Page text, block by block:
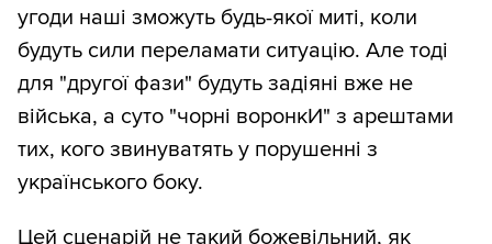
угоди наші зможуть будь-якої миті, коли
будуть сили переламати ситуацію. Але тоді
для "другої фази" будуть задіяні вже не
війська, а суто "чорні воронкИ" з арештами
тих, кого звинуватять у порушенні з
українського боку.
Цей сценарій не такий божевільний, як